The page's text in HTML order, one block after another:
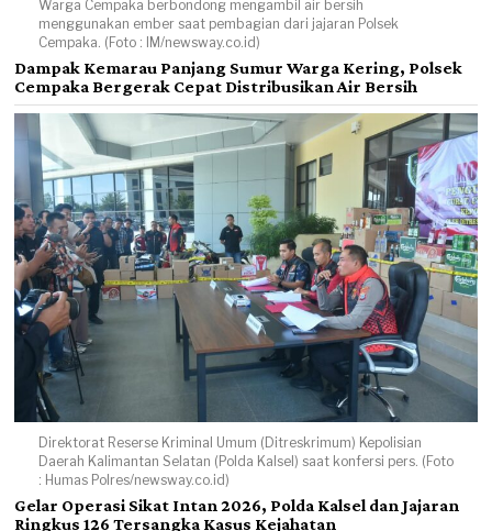
Warga Cempaka berbondong mengambil air bersih
menggunakan ember saat pembagian dari jajaran Polsek
Cempaka. (Foto : IM/newsway.co.id)
Dampak Kemarau Panjang Sumur Warga Kering, Polsek
Cempaka Bergerak Cepat Distribusikan Air Bersih
Direktorat Reserse Kriminal Umum (Ditreskrimum) Kepolisian
Daerah Kalimantan Selatan (Polda Kalsel) saat konfersi pers. (Foto
: Humas Polres/newsway.co.id)
Gelar Operasi Sikat Intan 2026, Polda Kalsel dan Jajaran
Ringkus 126 Tersangka Kasus Kejahatan